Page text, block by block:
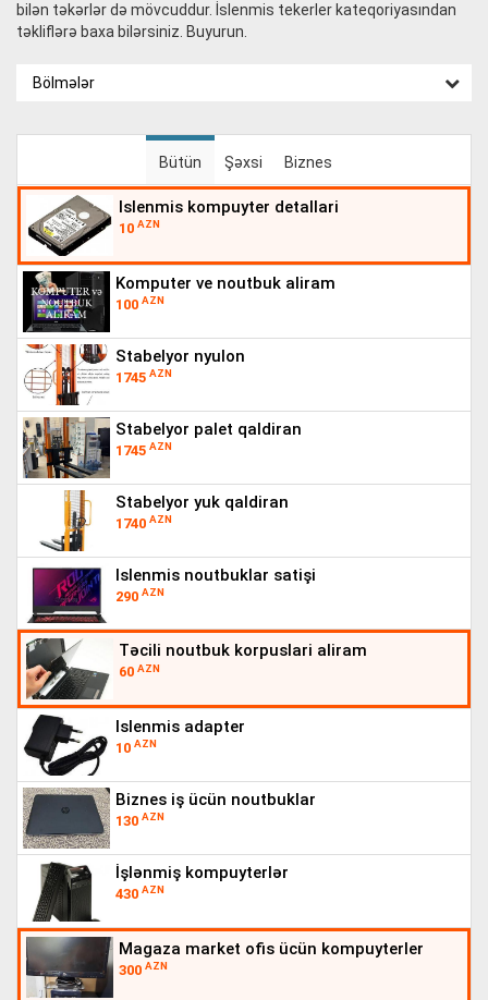
bilən təkərlər də mövcuddur. İslenmis tekerler kateqoriyasından
təkliflərə baxa bilərsiniz. Buyurun.
Bölmələr
Bütün Şəxsi Biznes
islenmis kompuyter detallari
10 AZN
komputer ve noutbuk aliram
100 AZN
stabelyor nyulon
1745 AZN
stabelyor palet qaldiran
1745 AZN
stabelyor yuk qaldiran
1740 AZN
islenmis noutbuklar satişi
290 AZN
təcili noutbuk korpuslari aliram
60 AZN
islenmis adapter
10 AZN
biznes iş ücün noutbuklar
130 AZN
i̇şlənmiş kompuyterlər
430 AZN
magaza market ofis ücün kompuyterler
300 AZN